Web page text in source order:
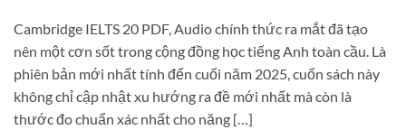
Cambridge IELTS 20 PDF, Audio chính thức ra mắt đã tạo
nên một cơn sốt trong cộng đồng học tiếng Anh toàn cầu. Là
phiên bản mới nhất tính đến cuối năm 2025, cuốn sách này
không chỉ cập nhật xu hướng ra đề mới nhất mà còn là
thước đo chuẩn xác nhất cho năng […]